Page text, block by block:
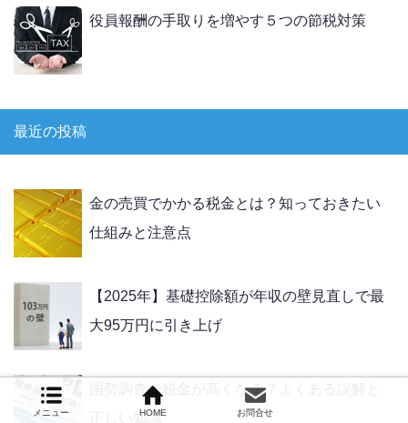
役員報酬の手取りを増やす５つの節税対策
最近の投稿
金の売買でかかる税金とは？知っておきたい
仕組みと注意点
【2025年】基礎控除額が年収の壁見直しで最
大95万円に引き上げ
国勢調査で税金が高くなる？よくある誤解と
正しい知識
メニュー HOME お問合せ